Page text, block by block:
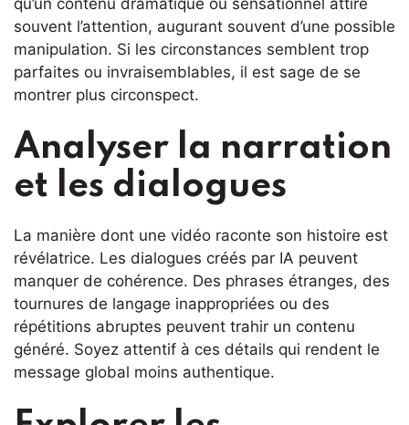
souvent l’attention, augurant souvent d’une possible
manipulation. Si les circonstances semblent trop
parfaites ou invraisemblables, il est sage de se
montrer plus circonspect.
Analyser la narration
et les dialogues
La manière dont une vidéo raconte son histoire est
révélatrice. Les dialogues créés par IA peuvent
manquer de cohérence. Des phrases étranges, des
tournures de langage inappropriées ou des
répétitions abruptes peuvent trahir un contenu
généré. Soyez attentif à ces détails qui rendent le
message global moins authentique.